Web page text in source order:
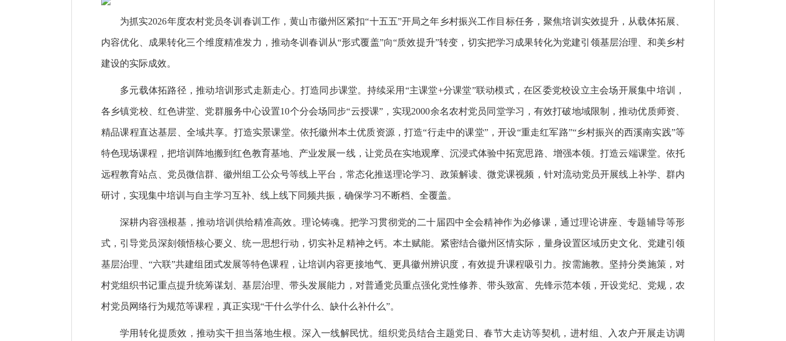
为抓实2026年度农村党员冬训春训工作，黄山市徽州区紧扣“十五五”开局之年乡村振兴工作目标任务，聚焦培训实效提升，从载体拓展、
内容优化、成果转化三个维度精准发力，推动冬训春训从“形式覆盖”向“质效提升”转变，切实把学习成果转化为党建引领基层治理、和美乡村
建设的实际成效。
多元载体拓路径，推动培训形式走新走心。打造同步课堂。持续采用“主课堂+分课堂”联动模式，在区委党校设立主会场开展集中培训，
各乡镇党校、红色讲堂、党群服务中心设置10个分会场同步“云授课”，实现2000余名农村党员同堂学习，有效打破地域限制，推动优质师资、
精品课程直达基层、全域共享。打造实景课堂。依托徽州本土优质资源，打造“行走中的课堂”，开设“重走红军路”“乡村振兴的西溪南实践”等
特色现场课程，把培训阵地搬到红色教育基地、产业发展一线，让党员在实地观摩、沉浸式体验中拓宽思路、增强本领。打造云端课堂。依托
远程教育站点、党员微信群、徽州组工公众号等线上平台，常态化推送理论学习、政策解读、微党课视频，针对流动党员开展线上补学、群内
研讨，实现集中培训与自主学习互补、线上线下同频共振，确保学习不断档、全覆盖。
深耕内容强根基，推动培训供给精准高效。理论铸魂。把学习贯彻党的二十届四中全会精神作为必修课，通过理论讲座、专题辅导等形
式，引导党员深刻领悟核心要义、统一思想行动，切实补足精神之钙。本土赋能。紧密结合徽州区情实际，量身设置区域历史文化、党建引领
基层治理、“六联”共建组团式发展等特色课程，让培训内容更接地气、更具徽州辨识度，有效提升课程吸引力。按需施教。坚持分类施策，对
村党组织书记重点提升统筹谋划、基层治理、带头发展能力，对普通党员重点强化党性修养、带头致富、先锋示范本领，开设党纪、党规，农
村党员网络行为规范等课程，真正实现“干什么学什么、缺什么补什么”。
学用转化提质效，推动实干担当落地生根。深入一线解民忧。组织党员结合主题党日、春节大走访等契机，进村组、入农户开展走访调